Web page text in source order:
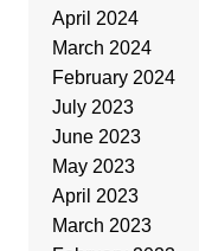
April 2024
March 2024
February 2024
July 2023
June 2023
May 2023
April 2023
March 2023